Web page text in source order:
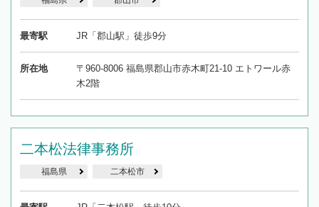
最寄駅 JR「郡山駅」徒歩9分
所在地
〒960-8006 福島県郡山市赤木町21-10 エトワール赤
木2階
二本松法律事務所
福島県 二本松市